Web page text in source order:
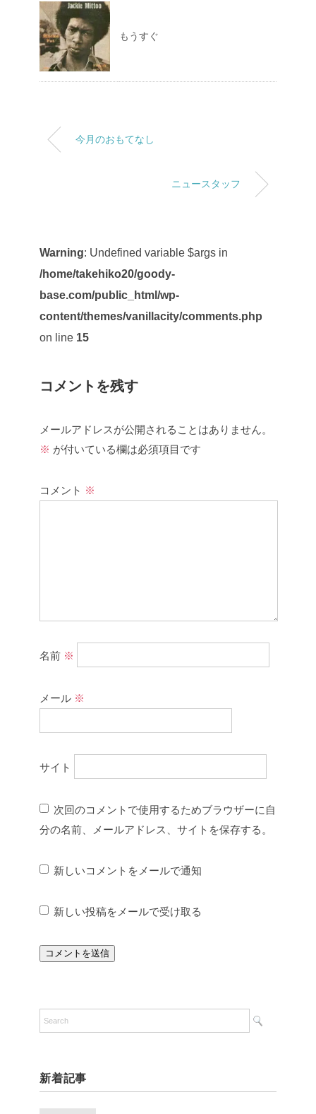
もうすぐ
今月のおもてなし
ニュースタッフ
Warning: Undefined variable $args in
/home/takehiko20/goody-
base.com/public_html/wp-
content/themes/vanillacity/comments.php
on line 15
コメントを残す
メールアドレスが公開されることはありません。
※ が付いている欄は必須項目です
コメント ※
名前 ※
メール ※
サイト
次回のコメントで使用するためブラウザーに自
分の名前、メールアドレス、サイトを保存する。
新しいコメントをメールで通知
新しい投稿をメールで受け取る
新着記事